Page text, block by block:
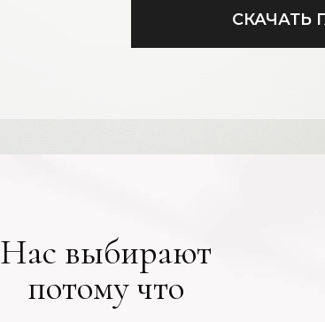
СКАЧАТЬ
Нас выбирают
потому что